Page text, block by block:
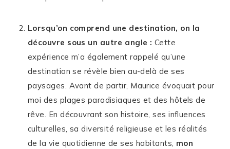
Lorsqu’on comprend une destination, on la
découvre sous un autre angle : Cette
expérience m’a également rappelé qu’une
destination se révèle bien au-delà de ses
paysages. Avant de partir, Maurice évoquait pour
moi des plages paradisiaques et des hôtels de
rêve. En découvrant son histoire, ses influences
culturelles, sa diversité religieuse et les réalités
de la vie quotidienne de ses habitants, mon